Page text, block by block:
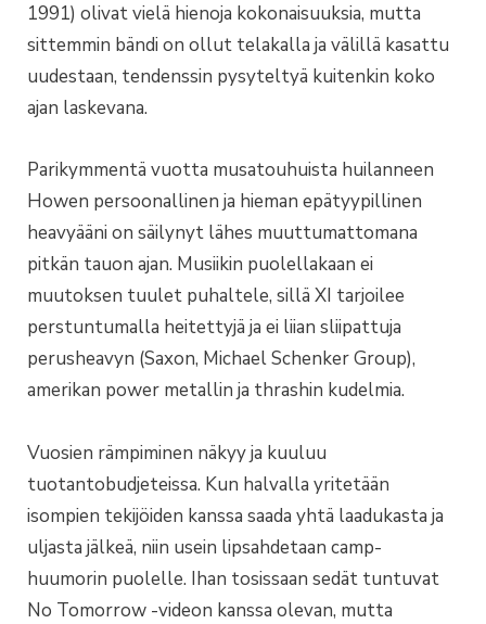
1991) olivat vielä hienoja kokonaisuuksia, mutta
sittemmin bändi on ollut telakalla ja välillä kasattu
uudestaan, tendenssin pysyteltyä kuitenkin koko
ajan laskevana.
Parikymmentä vuotta musatouhuista huilanneen
Howen persoonallinen ja hieman epätyypillinen
heavyääni on säilynyt lähes muuttumattomana
pitkän tauon ajan. Musiikin puolellakaan ei
muutoksen tuulet puhaltele, sillä XI tarjoilee
perstuntumalla heitettyjä ja ei liian sliipattuja
perusheavyn (Saxon, Michael Schenker Group),
amerikan power metallin ja thrashin kudelmia.
Vuosien rämpiminen näkyy ja kuuluu
tuotantobudjeteissa. Kun halvalla yritetään
isompien tekijöiden kanssa saada yhtä laadukasta ja
uljasta jälkeä, niin usein lipsahdetaan camp-
huumorin puolelle. Ihan tosissaan sedät tuntuvat
No Tomorrow -videon kanssa olevan, mutta